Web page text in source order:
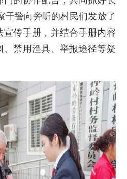
干警向旁听的村民们发放了
传手册，并结合手册内容
禁用渔具、举报途径等疑